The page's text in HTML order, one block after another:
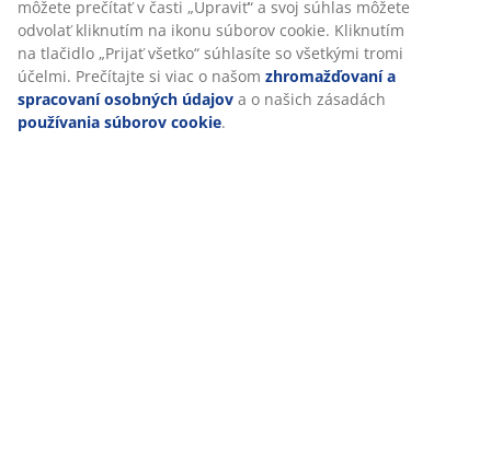
Hodnotenia
(59)
Doprava
môžete prečítať v časti „Upraviť“ a svoj súhlas môžete
odvolať kliknutím na ikonu súborov cookie. Kliknutím
na tlačidlo „Prijať všetko“ súhlasíte so všetkými tromi
účelmi. Prečítajte si viac o našom zhromažďovaní a
spracovaní osobných údajov a o našich zásadách
používania súborov cookie.